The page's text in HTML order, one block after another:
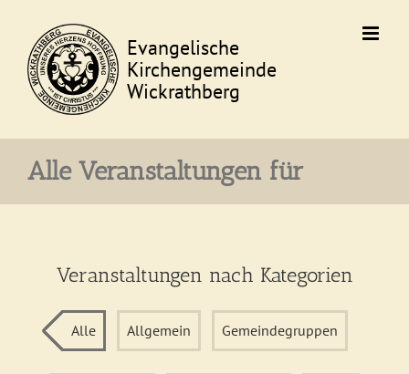
content
Alle Veranstaltungen für
Veranstaltungen nach Kategorien
Alle Allgemein Gemeindegruppen